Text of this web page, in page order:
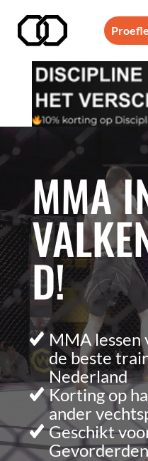
MMA
D!
MMA
de beste
Nederland
Korting op
ander
Geschikt
Gevorderden